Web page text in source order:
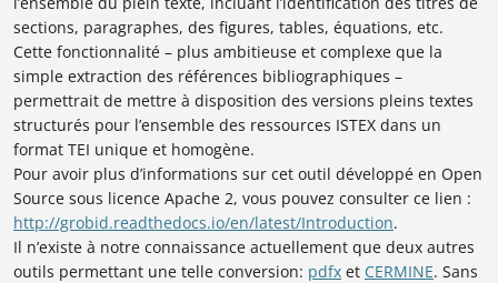
sections, paragraphes, des figures, tables, équations, etc.
Cette fonctionnalité – plus ambitieuse et complexe que la
simple extraction des références bibliographiques –
permettrait de mettre à disposition des versions pleins textes
structurés pour l’ensemble des ressources ISTEX dans un
format TEI unique et homogène.
Pour avoir plus d’informations sur cet outil développé en Open
Source sous licence Apache 2, vous pouvez consulter ce lien :
http://grobid.readthedocs.io/en/latest/Introduction.
Il n’existe à notre connaissance actuellement que deux autres
outils permettant une telle conversion: pdfx et CERMINE. Sans